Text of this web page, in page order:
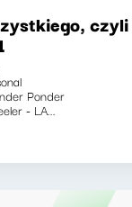
Ponder
- LA...